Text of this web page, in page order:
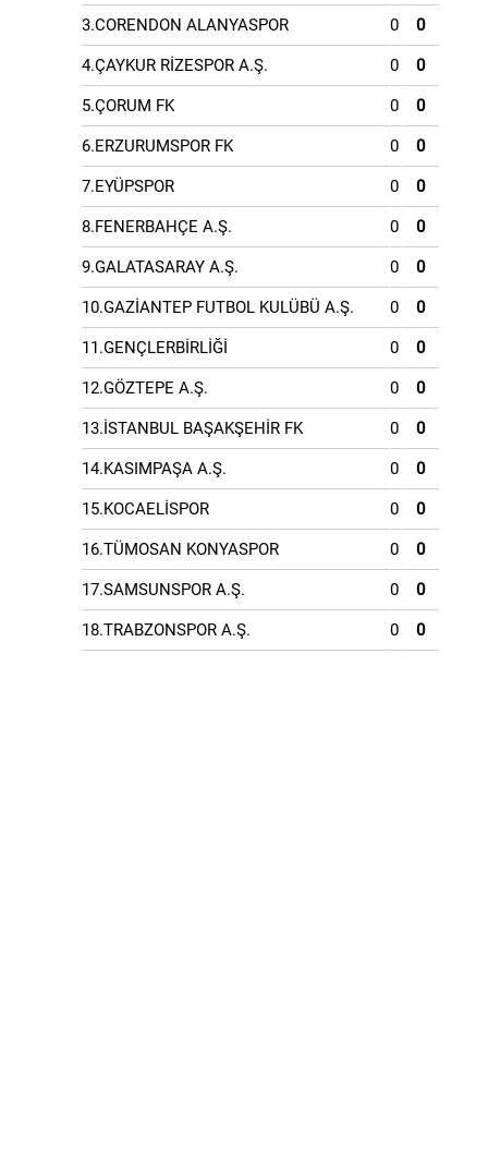
3.CORENDON ALANYASPOR 0 0
4.ÇAYKUR RİZESPOR A.Ş. 0 0
5.ÇORUM FK 0 0
6.ERZURUMSPOR FK 0 0
7.EYÜPSPOR 0 0
8.FENERBAHÇE A.Ş. 0 0
9.GALATASARAY A.Ş. 0 0
10.GAZİANTEP FUTBOL KULÜBÜ A.Ş. 0 0
11.GENÇLERBİRLİĞİ 0 0
12.GÖZTEPE A.Ş. 0 0
13.İSTANBUL BAŞAKŞEHİR FK 0 0
14.KASIMPAŞA A.Ş. 0 0
15.KOCAELİSPOR 0 0
16.TÜMOSAN KONYASPOR 0 0
17.SAMSUNSPOR A.Ş. 0 0
18.TRABZONSPOR A.Ş. 0 0